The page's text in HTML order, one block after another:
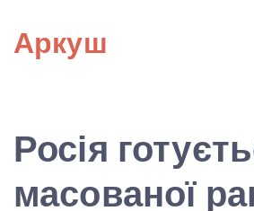
content
Аркуш
Росія
масованої